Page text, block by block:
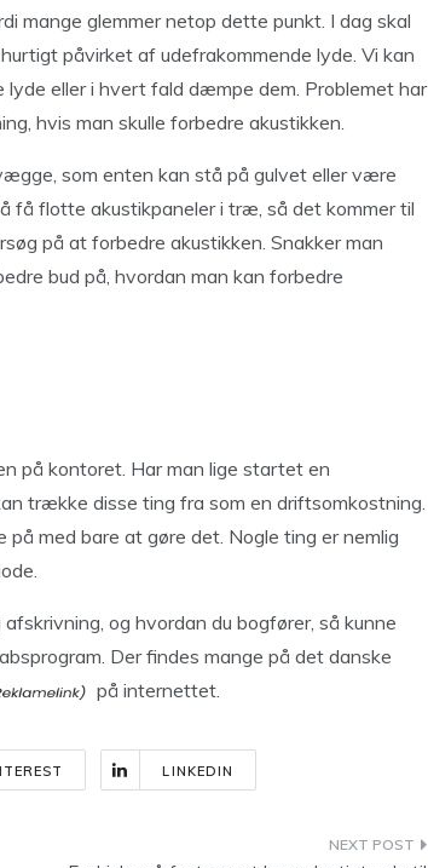
mange glemmer netop dette punkt. I dag skal
påvirket af udefrakommende lyde. Vi kan
eller i hvert fald dæmpe dem. Problemet har
hvis man skulle forbedre akustikken.
som enten kan stå på gulvet eller være
få flotte akustikpaneler i træ, så det kommer til
på at forbedre akustikken. Snakker man
bud på, hvordan man kan forbedre
på kontoret. Har man lige startet en
trække disse ting fra som en driftsomkostning.
med bare at gøre det. Nogle ting er nemlig
og hvordan du bogfører, så kunne
Der findes mange på det danske
på internettet.
LINKEDIN